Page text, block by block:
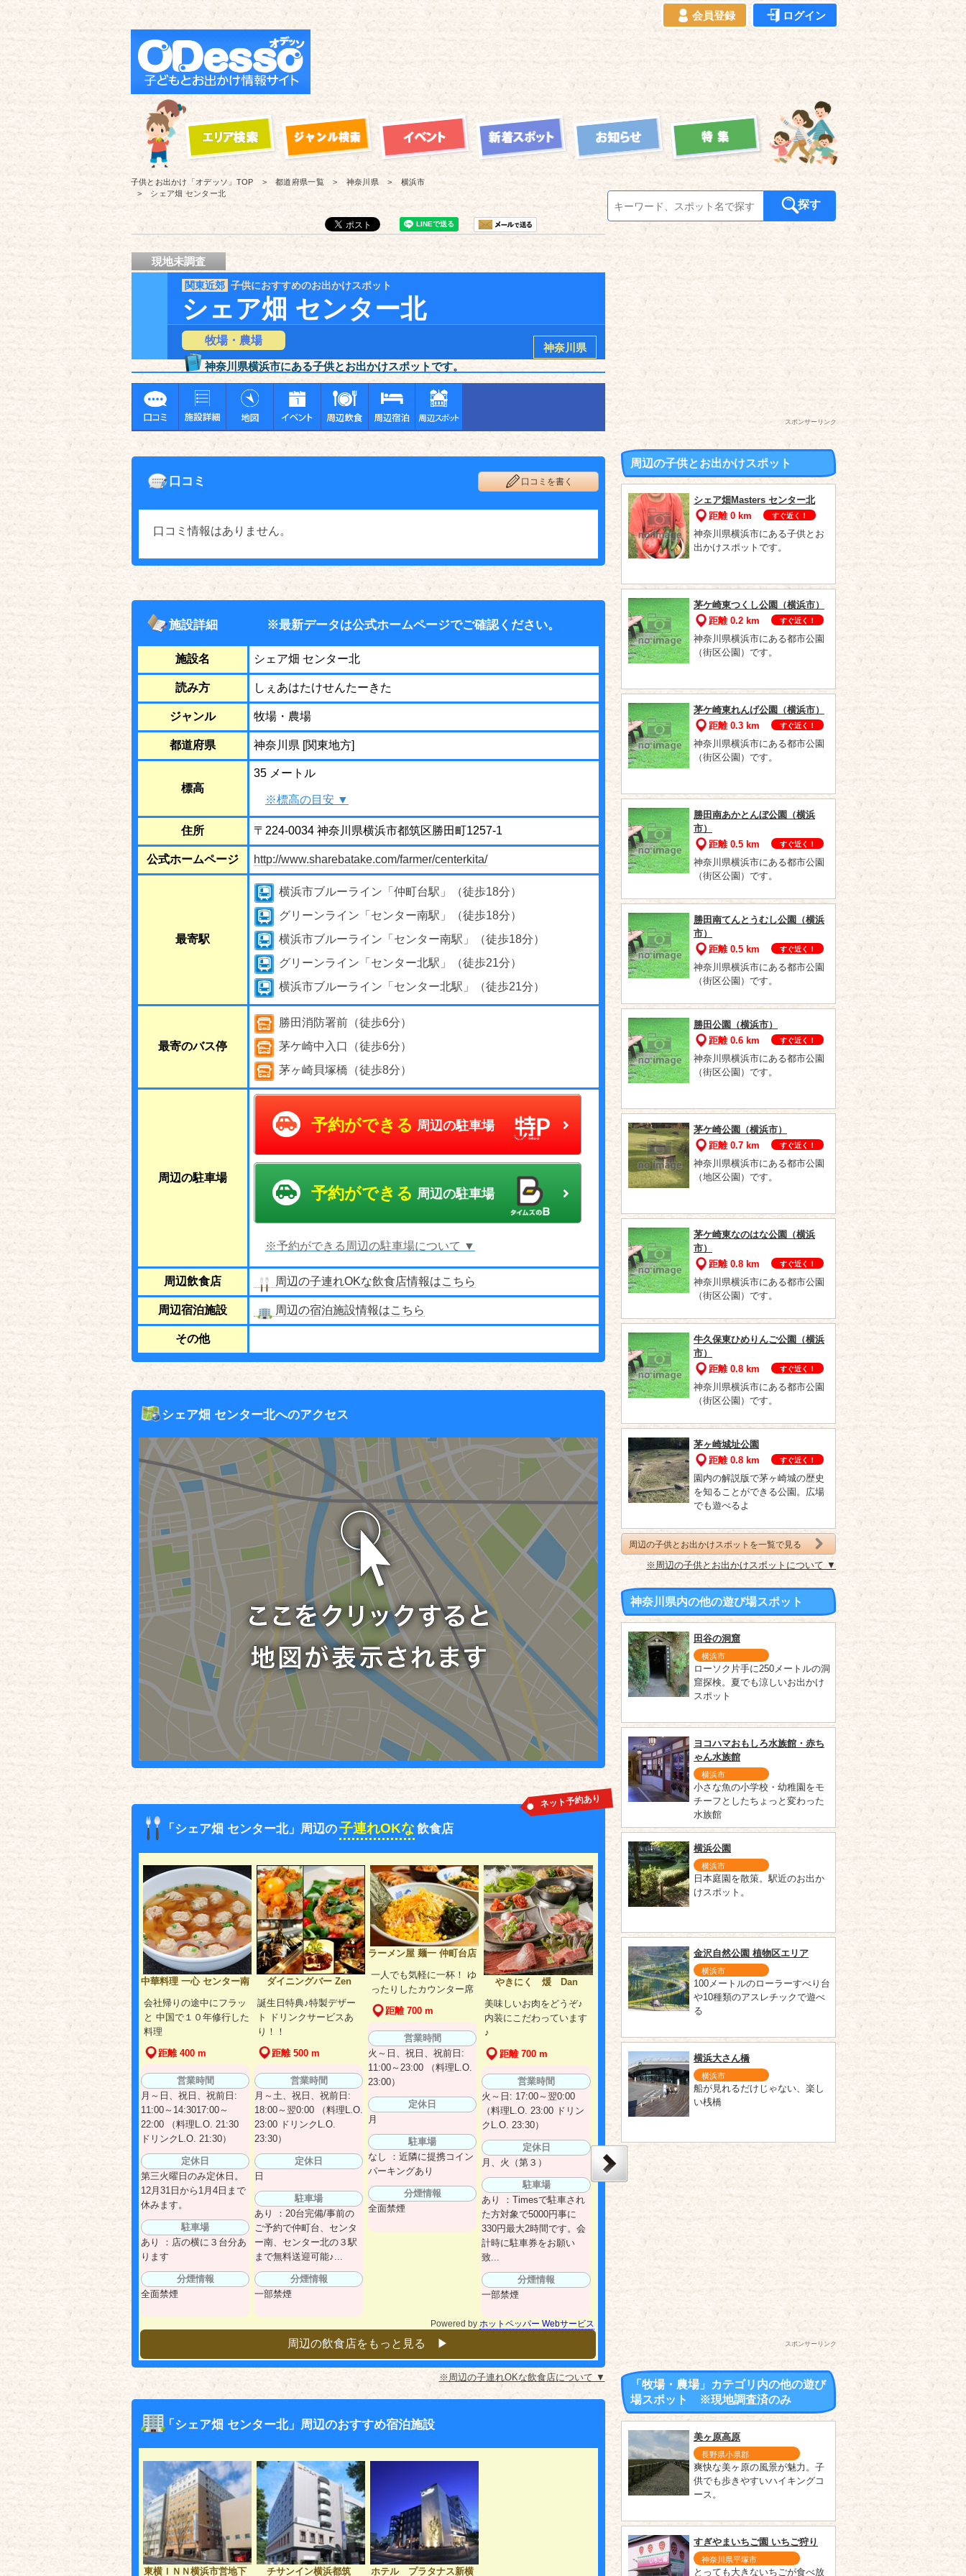
会員登録 ログイン
子供とお出かけ「オデッソ」 TOP 都道府県一覧 神奈川県
横浜市
シェア畑 センター北
探す
現地未調査
関東近郊 子供におすすめのお出かけスポット
シェア畑 センター北
牧場・農場
神奈川県
神奈川県横浜市にある子供とお出かけスポットです。
口コミ 口コミを書く
口コミ情報はありません。
施設詳細 ※最新データは公式ホームページでご確認ください。
施設名 シェア畑 センター北
読み方 しぇあはたけせんたーきた
ジャンル 牧場・農場
都道府県 神奈川県 [関東地方]
標高
35 メートル
※標高の目安 ▼
住所 〒224-0034 神奈川県横浜市都筑区勝田町1257-1
公式ホームページ http://www.sharebatake.com/farmer/centerkita/
最寄駅
横浜市ブルーライン「仲町台駅」（徒歩18分）
グリーンライン「センター南駅」（徒歩18分）
横浜市ブルーライン「センター南駅」（徒歩18分）
グリーンライン「センター北駅」（徒歩21分）
横浜市ブルーライン「センター北駅」（徒歩21分）
最寄のバス停
勝田消防署前（徒歩6分）
茅ケ崎中入口（徒歩6分）
茅ヶ崎貝塚橋（徒歩8分）
周辺の駐車場
予約ができる 周辺の駐車場
予約ができる 周辺の駐車場
※予約ができる周辺の駐車場について ▼
周辺飲食店 周辺の子連れOKな飲食店情報はこちら
周辺宿泊施設 周辺の宿泊施設情報はこちら
その他
シェア畑 センター北へのアクセス
「シェア畑 センター北」周辺の子連れOKな飲食店
ネット予約あり
中華料理 一心 センター南
会社帰りの途中にフラッ
と 中国で１０年修行した
料理
距離 400 m
営業時間
月～日、祝日、祝前日:
11:00～14:3017:00～
22:00 （料理L.O. 21:30
ドリンクL.O. 21:30）
定休日
第三火曜日のみ定休日。
12月31日から1月4日まで
休みます。
駐車場
あり ：店の横に３台分あ
ります
分煙情報
全面禁煙
ダイニングバー Zen
誕生日特典♪特製デザー
ト ドリンクサービスあ
り！！
距離 500 m
営業時間
月～土、祝日、祝前日:
18:00～翌0:00 （料理L.O.
23:00 ドリンクL.O.
23:30）
定休日
日
駐車場
あり ：20台完備/事前の
ご予約で仲町台、センタ
ー南、センター北の３駅
まで無料送迎可能♪...
分煙情報
一部禁煙
ラーメン屋 麺一 仲町台店
一人でも気軽に一杯！ ゆ
ったりしたカウンター席
距離 700 m
営業時間
火～日、祝日、祝前日:
11:00～23:00 （料理L.O.
23:00）
定休日
月
駐車場
なし ：近隣に提携コイン
パーキングあり
分煙情報
全面禁煙
やきにく 煖 Dan
美味しいお肉をどうぞ♪
内装にこだわっています
♪
距離 700 m
営業時間
火～日: 17:00～翌0:00
（料理L.O. 23:00 ドリン
クL.O. 23:30）
定休日
月、火（第３）
駐車場
あり ：Timesで駐車され
た方対象で5000円事に
330円最大2時間です。会
計時に駐車券をお願い
致...
分煙情報
一部禁煙
Powered by ホットペッパー Webサービス
周辺の飲食店をもっと見る ▶︎
※周辺の子連れOKな飲食店について ▼
「シェア畑 センター北」周辺のおすすめ宿泊施設
東横ＩＮＮ横浜市営地下 チサンイン横浜都筑 ホテル プラタナス新横
スポンサーリンク
周辺の子供とお出かけスポット
シェア畑Masters センター北
距離 0 km
すぐ近く！
神奈川県横浜市にある子供とお
出かけスポットです。
茅ケ崎東つくし公園（横浜市）
距離 0.2 km
すぐ近く！
神奈川県横浜市にある都市公園
（街区公園）です。
茅ケ崎東れんげ公園（横浜市）
距離 0.3 km
すぐ近く！
神奈川県横浜市にある都市公園
（街区公園）です。
勝田南あかとんぼ公園（横浜
市）
距離 0.5 km
すぐ近く！
神奈川県横浜市にある都市公園
（街区公園）です。
勝田南てんとうむし公園（横浜
市）
距離 0.5 km
すぐ近く！
神奈川県横浜市にある都市公園
（街区公園）です。
勝田公園（横浜市）
距離 0.6 km
すぐ近く！
神奈川県横浜市にある都市公園
（街区公園）です。
茅ケ崎公園（横浜市）
距離 0.7 km
すぐ近く！
神奈川県横浜市にある都市公園
（地区公園）です。
茅ケ崎東なのはな公園（横浜
市）
距離 0.8 km
すぐ近く！
神奈川県横浜市にある都市公園
（街区公園）です。
牛久保東ひめりんご公園（横浜
市）
距離 0.8 km
すぐ近く！
神奈川県横浜市にある都市公園
（街区公園）です。
茅ヶ崎城址公園
距離 0.8 km
すぐ近く！
園内の解説版で茅ヶ崎城の歴史
を知ることができる公園。広場
でも遊べるよ
周辺の子供とお出かけスポットを一覧で見る
※周辺の子供とお出かけスポットについて ▼
神奈川県内の他の遊び場スポット
田谷の洞窟
横浜市
ローソク片手に250メートルの洞
窟探検。夏でも涼しいお出かけ
スポット
ヨコハマおもしろ水族館・赤ち
ゃん水族館
横浜市
小さな魚の小学校・幼稚園をモ
チーフとしたちょっと変わった
水族館
横浜公園
横浜市
日本庭園を散策。駅近のお出か
けスポット。
金沢自然公園 植物区エリア
横浜市
100メートルのローラーすべり台
や10種類のアスレチックで遊べ
る
横浜大さん橋
横浜市
船が見れるだけじゃない、楽し
い桟橋
スポンサーリンク
「牧場・農場」カテゴリ内の他の遊び
場スポット ※現地調査済のみ
美ヶ原高原
長野県小県郡
爽快な美ヶ原の風景が魅力。子
供でも歩きやすいハイキングコ
ース。
すぎやまいちご園 いちご狩り
神奈川県平塚市
とっても大きないちごが食べ放